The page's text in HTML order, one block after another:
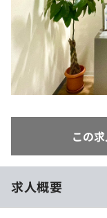
個人向けプラン
法人向けプラン
学校向けプラン
この
求人概要